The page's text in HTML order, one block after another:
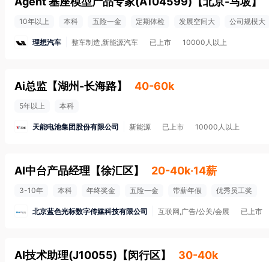
10年以上 本科 五险一金 定期体检 发展空间大 公司规模大
理想汽车 整车制造,新能源汽车 已上市 10000人以上
Ai总监 【湖州-长海路】 40-60k
5年以上 本科
天能电池集团股份有限公司 新能源 已上市 10000人以上
AI中台产品经理 【徐汇区】 20-40k·14薪
3-10年 本科 年终奖金 五险一金 带薪年假 优秀员工奖
北京蓝色光标数字传媒科技有限公司 互联网,广告/公关/会展 已上市
AI技术助理(J10055) 【闵行区】 30-40k